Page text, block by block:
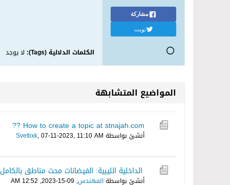
مشاركة
تويت
الكلمات الدلالية (Tags): لا يوجد
المواضيع المتشابهة
How to create a topic at stnajah.com ??
أنشئ بواسطة Svetlixk,07-11-2023, 11:10 AM
الداخلية الليبية: الفيضانات محت مناطق بالكامل
أنشئ بواسطةالمهندس,
09-15-2023, 12:52 AM